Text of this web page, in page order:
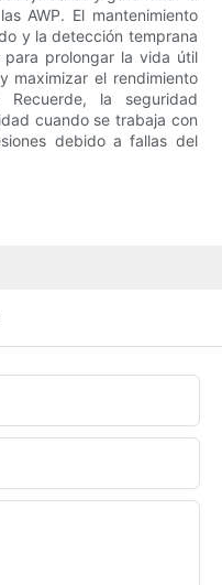
AWP. El mantenimiento
y la detección temprana
prolongar la vida útil
maximizar el rendimiento
Recuerde, la seguridad
cuando se trabaja con
debido a fallas del